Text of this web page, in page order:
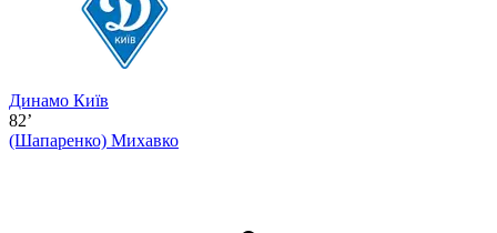
Динамо Київ
82’
(Шапаренко) Михавко